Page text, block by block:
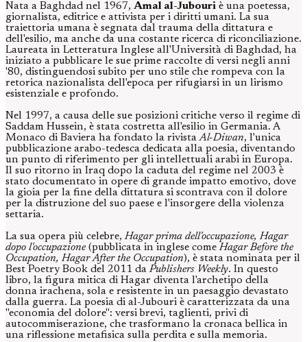
Nata a Baghdad nel 1967, Amal al-Jubouri è una poetessa,
giornalista, editrice e attivista per i diritti umani. La sua
traiettoria umana è segnata dal trauma della dittatura e
dell'esilio, ma anche da una costante ricerca di riconciliazione.
Laureata in Letteratura Inglese all'Università di Baghdad, ha
iniziato a pubblicare le sue prime raccolte di versi negli anni
'80, distinguendosi subito per uno stile che rompeva con la
retorica nazionalista dell'epoca per rifugiarsi in un lirismo
esistenziale e profondo.
Nel 1997, a causa delle sue posizioni critiche verso il regime di
Saddam Hussein, è stata costretta all'esilio in Germania. A
Monaco di Baviera ha fondato la rivistaAl-Diwan, l'unica
pubblicazione arabo-tedesca dedicata alla poesia, diventando
un punto di riferimento per gli intellettuali arabi in Europa.
Il suo ritorno in Iraq dopo la caduta del regime nel 2003 è
stato documentato in opere di grande impatto emotivo, dove
la gioia per la fine della dittatura si scontrava con il dolore
per la distruzione del suo paese e l'insorgere della violenza
settaria.
La sua opera più celebre, Hagar prima dell'occupazione, Hagar
dopo l'occupazione(pubblicata in inglese come Hagar Before the
Occupation, Hagar After the Occupation), è stata nominata per il
Best Poetry Book del 2011 da Publishers Weekly. In questo
libro, la figura mitica di Hagar diventa l'archetipo della
donna irachena, sola e resistente in un paesaggio devastato
dalla guerra. La poesia di al-Jubouri è caratterizzata da una
"economia del dolore": versi brevi, taglienti, privi di
autocommiserazione, che trasformano la cronaca bellica in
una riflessione metafisica sulla perdita e sulla memoria.